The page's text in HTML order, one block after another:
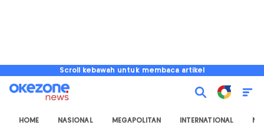
Scroll kebawah untuk membaca artikel
HOME NASIONAL MEGAPOLITAN INTERNATIONAL